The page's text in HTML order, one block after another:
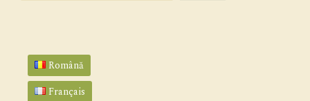
Română
Français